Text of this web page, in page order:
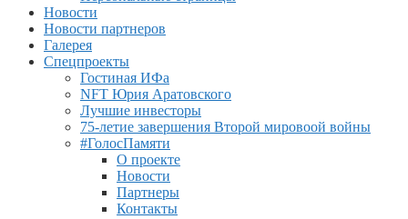
Новости
Новости партнеров
Галерея
Спецпроекты
Гостиная ИФа
NFT Юрия Аратовского
Лучшие инвесторы
75-летие завершения Второй мировоой войны
#ГолосПамяти
О проекте
Новости
Партнеры
Контакты